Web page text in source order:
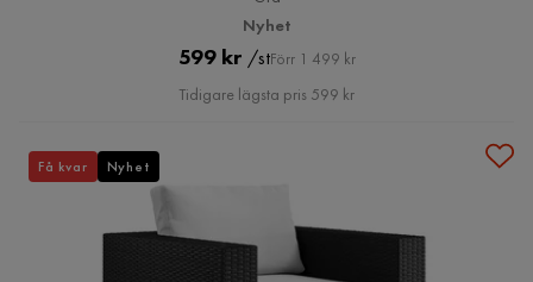
Nyhet
Pris
599 kr /stOriginal
Pris
Förr 1 499 kr
Tidigare lägsta pris 599 kr
Få kvar Nyhet